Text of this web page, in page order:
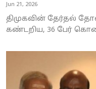
Business
Crime
Tamilnadu
National
Jun 21, 2026
திமுகவின் தேர்தல்
கண்டறிய, 36 பேர்